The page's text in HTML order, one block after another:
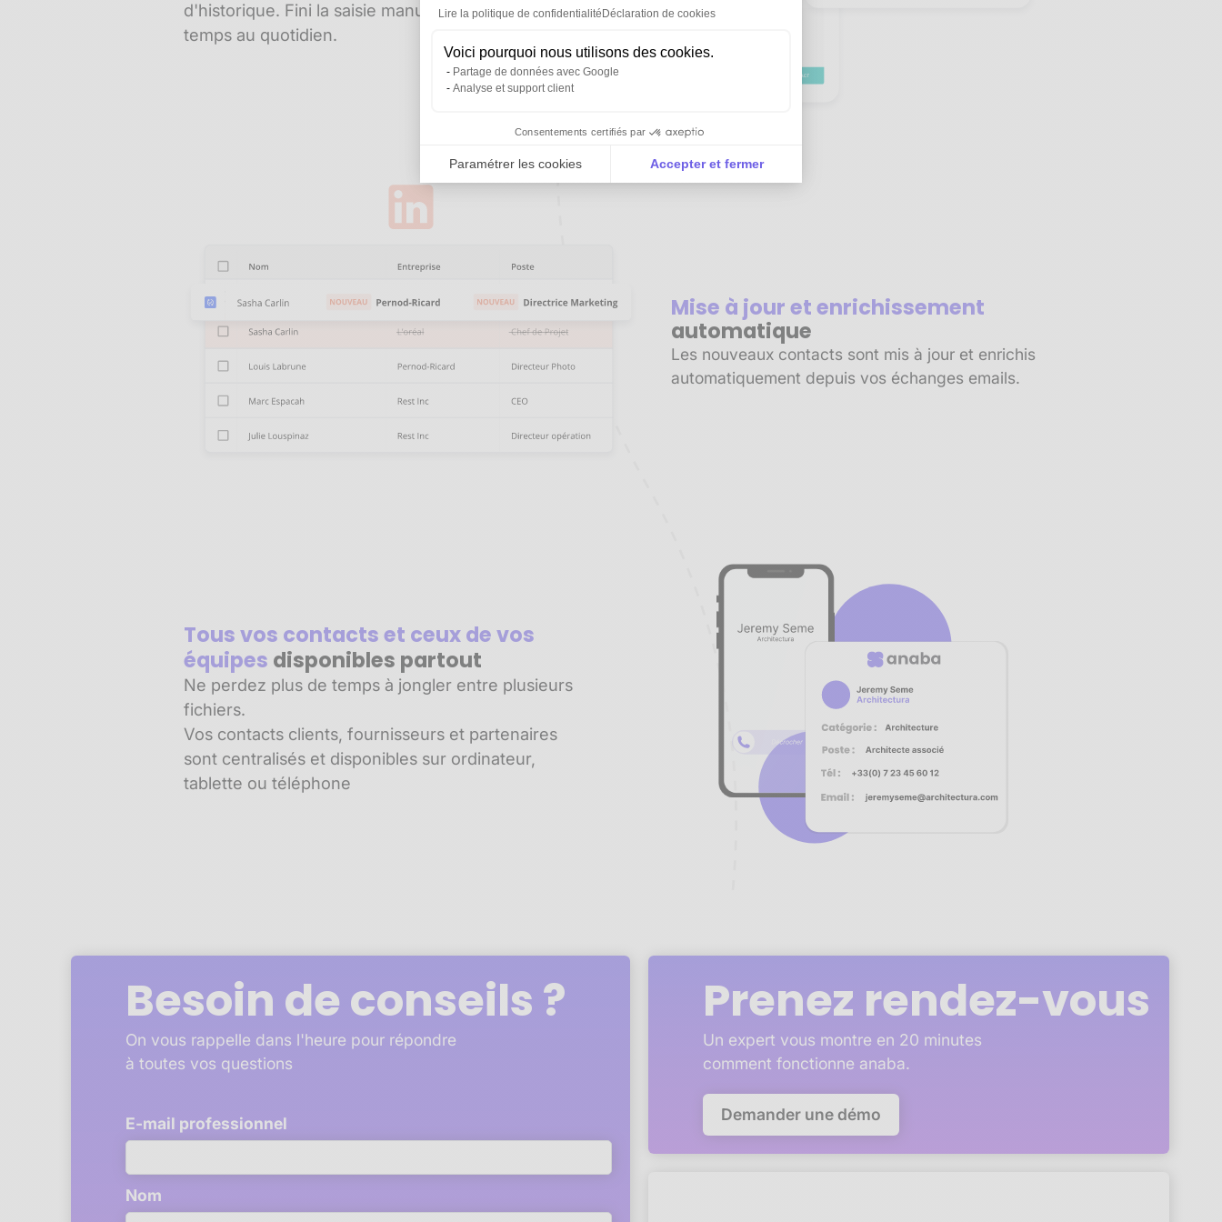
Lire la politique de confidentialité Déclaration de cookies
Voici pourquoi nous utilisons des cookies.
Partage de données avec Google
Analyse et support client
Consentements certifiés par
Paramétrer les cookies Accepter et fermer
Notre plateforme vous permet d'adapter et de gérer vos paramètres de confidentialité, en garantissant la
d'historique. Fini la saisie manuelle. Gagnez du
temps au quotidien.
Mise à jour et enrichissement
automatique
Les nouveaux contacts sont mis à jour et enrichis
automatiquement depuis vos échanges emails.
Tous vos contacts et ceux de vos
équipes disponibles partout
Ne perdez plus de temps à jongler entre plusieurs
fichiers.
Vos contacts clients, fournisseurs et partenaires
sont centralisés et disponibles sur ordinateur,
tablette ou téléphone
Besoin de conseils ?
On vous rappelle dans l'heure pour répondre
à toutes vos questions
E-mail professionnel
Nom
Prenez rendez-vous
Un expert vous montre en 20 minutes
comment fonctionne anaba.
Demander une démo